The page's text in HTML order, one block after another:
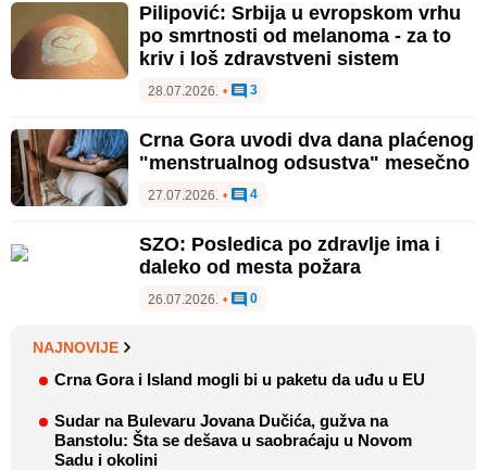
Pilipović: Srbija u evropskom vrhu
po smrtnosti od melanoma - za to
kriv i loš zdravstveni sistem
28.07.2026. • 3
Crna Gora uvodi dva dana plaćenog
"menstrualnog odsustva" mesečno
27.07.2026. • 4
SZO: Posledica po zdravlje ima i
daleko od mesta požara
26.07.2026. • 0
NAJNOVIJE
Crna Gora i Island mogli bi u paketu da uđu u EU
Sudar na Bulevaru Jovana Dučića, gužva na
Banstolu: Šta se dešava u saobraćaju u Novom
Sadu i okolini